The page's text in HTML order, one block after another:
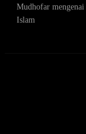
Mudhofar mengenai
Islam